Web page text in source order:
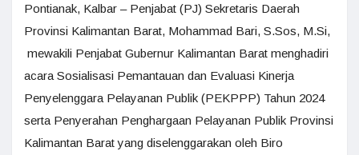
Pontianak, Kalbar – Penjabat (PJ) Sekretaris Daerah
Provinsi Kalimantan Barat, Mohammad Bari, S.Sos, M.Si,
mewakili Penjabat Gubernur Kalimantan Barat menghadiri
acara Sosialisasi Pemantauan dan Evaluasi Kinerja
Penyelenggara Pelayanan Publik (PEKPPP) Tahun 2024
serta Penyerahan Penghargaan Pelayanan Publik Provinsi
Kalimantan Barat yang diselenggarakan oleh Biro